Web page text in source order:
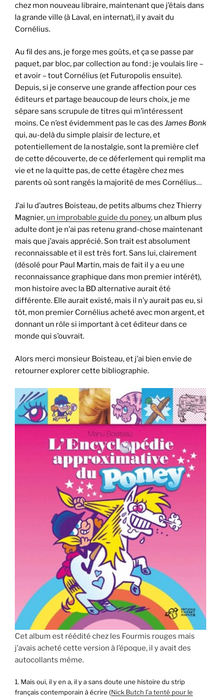
chez mon nouveau libraire, maintenant que j’étais dans
la grande ville (à Laval, en internat), il y avait du
Cornélius.
Au fil des ans, je forge mes goûts, et ça se passe par
paquet, par bloc, par collection au fond : je voulais lire –
et avoir – tout Cornélius (et Futuropolis ensuite).
Depuis, si je conserve une grande affection pour ces
éditeurs et partage beaucoup de leurs choix, je me
sépare sans scrupule de titres qui m’intéressent
moins. Ce n’est évidemment pas le cas des James Bonk
qui, au-delà du simple plaisir de lecture, et
potentiellement de la nostalgie, sont la première clef
de cette découverte, de ce déferlement qui remplit ma
vie et ne la quitte pas, de cette étagère chez mes
parents où sont rangés la majorité de mes Cornélius…
J’ai lu d’autres Boisteau, de petits albums chez Thierry
Magnier, un improbable guide du poney, un album plus
adulte dont je n’ai pas retenu grand-chose maintenant
mais que j’avais apprécié. Son trait est absolument
reconnaissable et il est très fort. Sans lui, clairement
(désolé pour Paul Martin, mais de fait il y a eu une
reconnaissance graphique dans mon premier intérêt),
mon histoire avec la BD alternative aurait été
différente. Elle aurait existé, mais il n’y aurait pas eu, si
tôt, mon premier Cornélius acheté avec mon argent, et
donnant un rôle si important à cet éditeur dans ce
monde qui s’ouvrait.
Alors merci monsieur Boisteau, et j’ai bien envie de
retourner explorer cette bibliographie.
Cet album est réédité chez les Fourmis rouges mais
j’avais acheté cette version à l’époque, il y avait des
autocollants même.
1. Mais oui, il y en a, il y a sans doute une histoire du strip
français contemporain à écrire (Nick Butch l’a tenté pour le